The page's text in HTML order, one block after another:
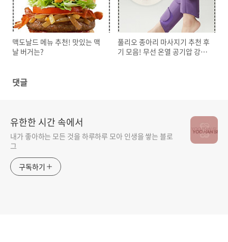
맥도날드 메뉴 추천! 맛있는 맥
날 버거는?
풀리오 종아리 마사지기 추천 후
기 모음! 무선 온열 공기압 강도
댓글
유한한 시간 속에서
내가 좋아하는 모든 것을 하루하루 모아 인생을 쌓는 블로
그
구독하기